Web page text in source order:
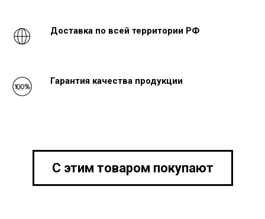
Доставка по всей территории РФ
Гарантия качества продукции
С этим товаром покупают